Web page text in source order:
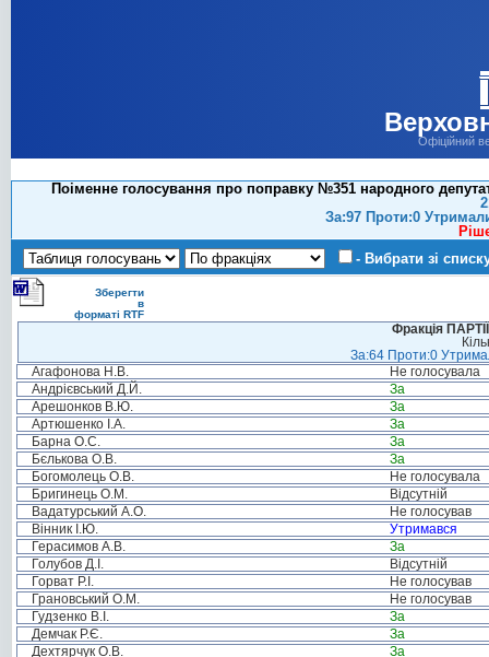
Офіційний
Поіменне голосування про поправку №351 народного
За:97 Проти:0
- Вибрати зі
Зберегти
в
форматі RTF
Фракція
За:64 Проти:0
Агафонова Н.В.
Не голосувала
Андрієвський Д.Й.
За
Арешонков В.Ю.
За
Артюшенко І.А.
За
Барна О.С.
За
Бєлькова О.В.
За
Богомолець О.В.
Не голосувала
Бригинець О.М.
Відсутній
Вадатурський А.О.
Не голосував
Вінник І.Ю.
Утримався
Герасимов А.В.
За
Голубов Д.І.
Відсутній
Горват Р.І.
Не голосував
Грановський О.М.
Не голосував
Гудзенко В.І.
За
Демчак Р.Є.
За
Дехтярчук О.В.
За